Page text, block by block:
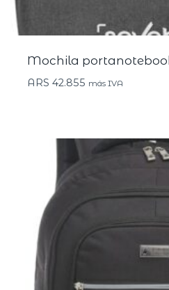
Mochila
ARS 42.855 más IVA